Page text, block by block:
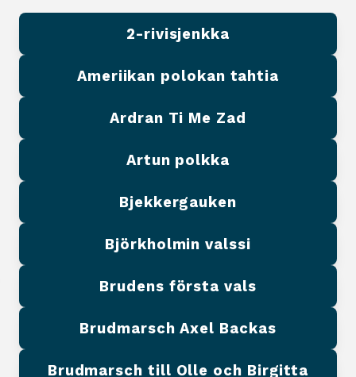
2-rivisjenkka
Ameriikan polokan tahtia
Ardran Ti Me Zad
Artun polkka
Bjekkergauken
Björkholmin valssi
Brudens första vals
Brudmarsch Axel Backas
Brudmarsch till Olle och Birgitta